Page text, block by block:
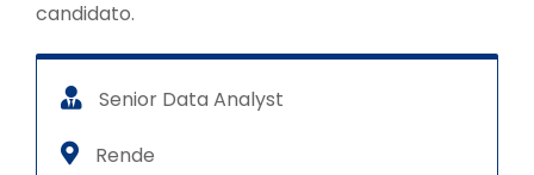
candidato.
Senior Data Analyst
Rende